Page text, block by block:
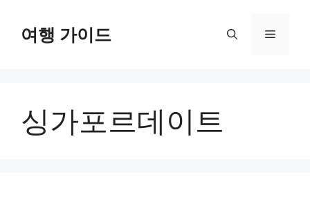
여행 가이드 메
싱가포르데이트